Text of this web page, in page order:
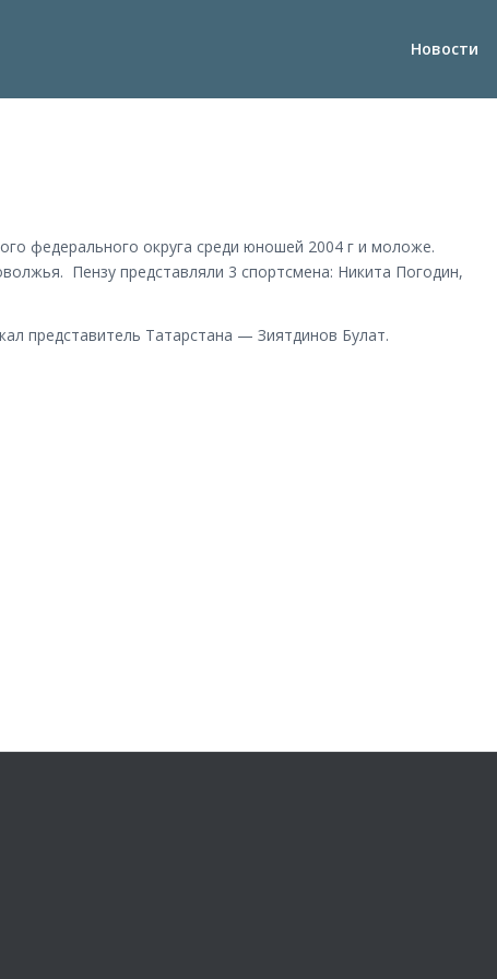
Новости
федерального округа среди юношей 2004 г и моложе.
Пензу представляли 3 спортсмена: Никита Погодин,
представитель Татарстана — Зиятдинов Булат.